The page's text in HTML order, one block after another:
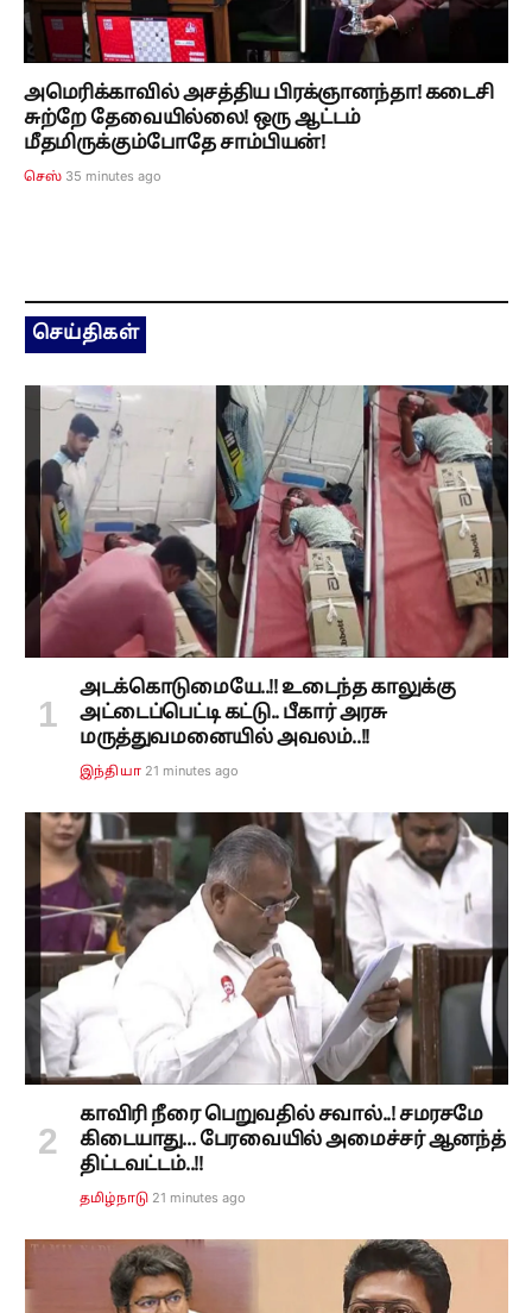
அமெரிக்காவில் அசத்திய பிரக்ஞானந்தா! கடைசி
சுற்றே தேவையில்லை! ஒரு ஆட்டம்
மீதமிருக்கும்போதே சாம்பியன்!
செஸ் 36 minutes ago
செய்திகள்
அடக்கொடுமையே..!! உடைந்த காலுக்கு
அட்டைப்பெட்டி கட்டு.. பீகார் அரசு
மருத்துவமனையில் அவலம்..!!
இந்தியா 21 minutes ago
காவிரி நீரை பெறுவதில் சவால்..! சமரசமே
கிடையாது... பேரவையில் அமைச்சர் ஆனந்த்
திட்டவட்டம்..!!
தமிழ்நாடு 21 minutes ago